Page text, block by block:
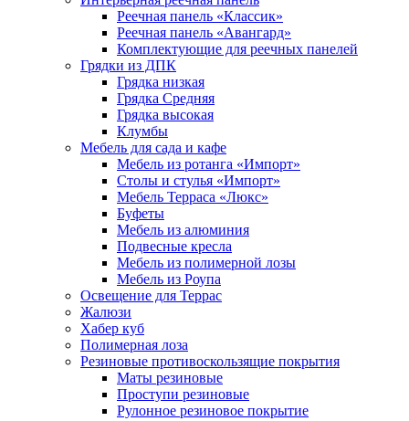
Реечная панель «Классик»
Реечная панель «Авангард»
Комплектующие для реечных панелей
Грядки из ДПК
Грядка низкая
Грядка Средняя
Грядка высокая
Клумбы
Мебель для сада и кафе
Мебель из ротанга «Импорт»
Столы и стулья «Импорт»
Мебель Терраса «Люкс»
Буфеты
Мебель из алюминия
Подвесные кресла
Мебель из полимерной лозы
Мебель из Роупа
Освещение для Террас
Жалюзи
Хабер куб
Полимерная лоза
Резиновые противоскользящие покрытия
Маты резиновые
Проступи резиновые
Рулонное резиновое покрытие